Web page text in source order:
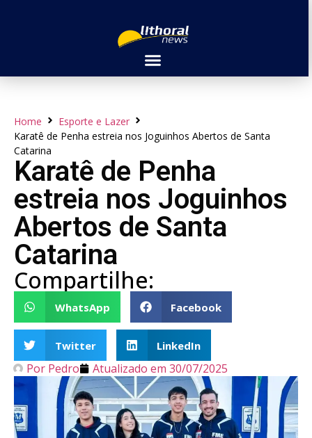
Home
Esporte e Lazer
Karatê de Penha estreia nos Joguinhos Abertos de Santa
Catarina
Karatê de Penha
estreia nos Joguinhos
Abertos de Santa
Catarina
Compartilhe:
WhatsApp Facebook
Twitter LinkedIn
Por Pedro Atualizado em 30/07/2025